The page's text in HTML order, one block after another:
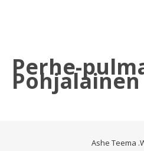
Perhe-pulmat
Pohjalainen
Ashe Teema .